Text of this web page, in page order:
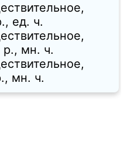
ед. ч.
p., мн. ч.
мн. ч.